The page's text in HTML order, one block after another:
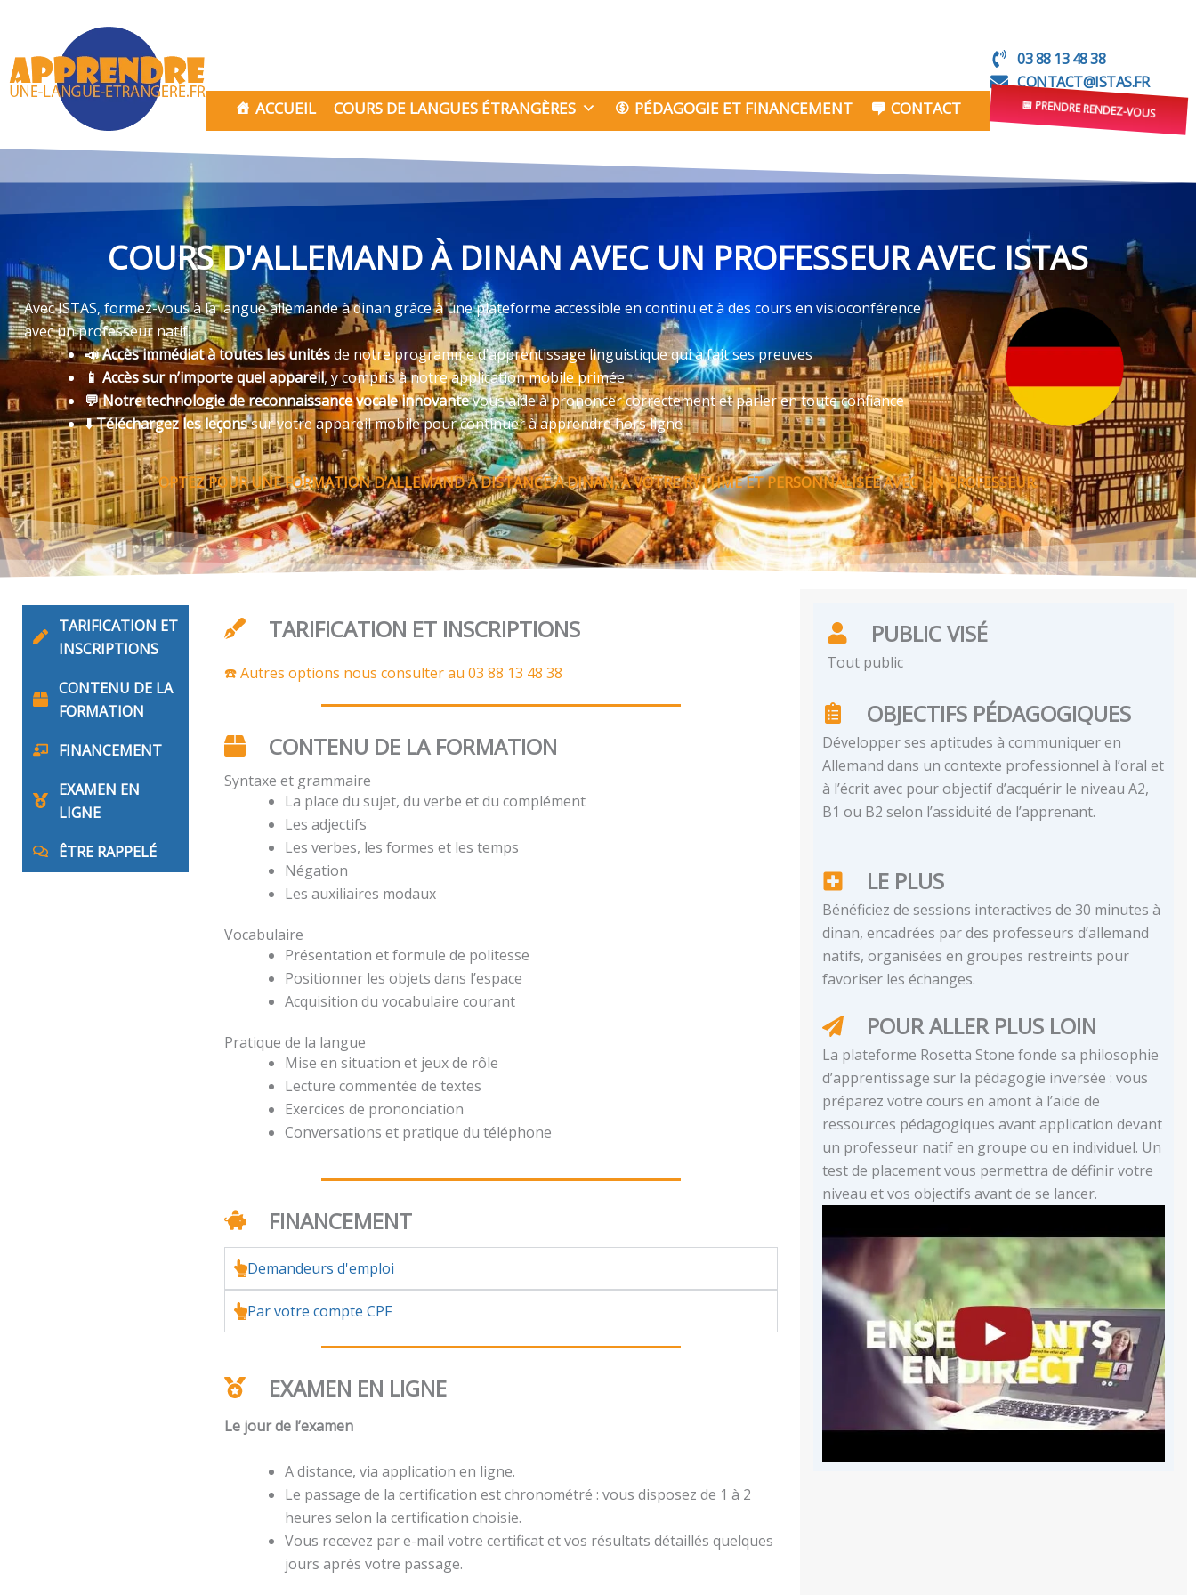
contenu
ACCUEIL COURS DE LANGUES ÉTRANGÈRES PÉDAGOGIE ET FINANCEMENT CONTACT
03 88 13 48 38
CONTACT@ISTAS.FR
📅 PRENDRE RENDEZ-VOUS
COURS D'ALLEMAND À DINAN AVEC UN PROFESSEUR AVEC ISTAS
Avec ISTAS, formez-vous à la langue allemande à dinan grâce à une plateforme accessible en continu et à des cours en visioconférence
avec un professeur natif.
📣 Accès immédiat à toutes les unitésde notre programme d’apprentissage linguistique qui a fait ses preuves
📱 Accès sur n’importe quel appareil, y compris à notre application mobile primée
💬 Notre technologie de reconnaissance vocale innovantevous aide à prononcer correctement et parler en toute confiance
⬇️ Téléchargez les leçonssur votre appareil mobile pour continuer à apprendre hors ligne
OPTEZ POUR UNE FORMATION D’ALLEMAND À DISTANCE À DINAN, À VOTRE RYTHME ET PERSONNALISÉE AVEC UN PROFESSEUR.
TARIFICATION ET
INSCRIPTIONS
CONTENU DE LA
FORMATION
FINANCEMENT
EXAMEN EN
LIGNE
ÊTRE RAPPELÉ
TARIFICATION ET INSCRIPTIONS
☎️ Autres options nous consulter au 03 88 13 48 38
CONTENU DE LA FORMATION
Syntaxe et grammaire
La place du sujet, du verbe et du complément
Les adjectifs
Les verbes, les formes et les temps
Négation
Les auxiliaires modaux
Vocabulaire
Présentation et formule de politesse
Positionner les objets dans l’espace
Acquisition du vocabulaire courant
Pratique de la langue
Mise en situation et jeux de rôle
Lecture commentée de textes
Exercices de prononciation
Conversations et pratique du téléphone
FINANCEMENT
Demandeurs d'emploi
Par votre compte CPF
EXAMEN EN LIGNE
Le jour de l’examen
A distance, via application en ligne.
Le passage de la certification est chronométré : vous disposez de 1 à 2
heures selon la certification choisie.
Vous recevez par e-mail votre certificat et vos résultats détaillés quelques
jours après votre passage.
PUBLIC VISÉ
Tout public
OBJECTIFS PÉDAGOGIQUES
Développer ses aptitudes à communiquer en
Allemand dans un contexte professionnel à l’oral et
à l’écrit avec pour objectif d’acquérir le niveau A2,
B1 ou B2 selon l’assiduité de l’apprenant.
LE PLUS
Bénéficiez de sessions interactives de 30 minutes à
dinan, encadrées par des professeurs d’allemand
natifs, organisées en groupes restreints pour
favoriser les échanges.
POUR ALLER PLUS LOIN
La plateforme Rosetta Stone fonde sa philosophie
d’apprentissage sur la pédagogie inversée : vous
préparez votre cours en amont à l’aide de
ressources pédagogiques avant application devant
un professeur natif en groupe ou en individuel. Un
test de placement vous permettra de définir votre
niveau et vos objectifs avant de se lancer.